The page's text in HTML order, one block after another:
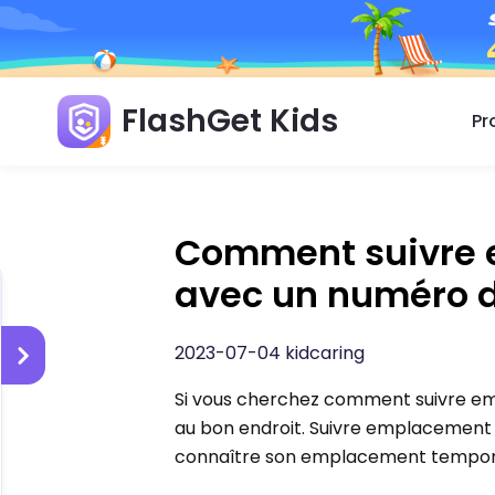
FlashGet Kids
Comment suivre
avec un numéro
2023-07-04 kidcaring
Si vous cherchez comment suivre
au bon endroit. Suivre
connaître son emplacement